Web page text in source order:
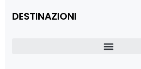
DESTINAZIONI